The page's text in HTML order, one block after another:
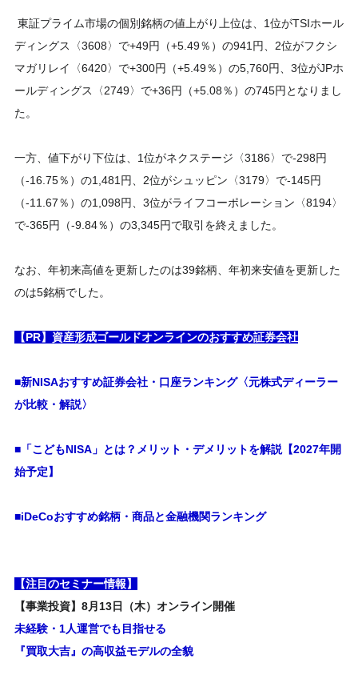
東証プライム市場の個別銘柄の値上がり上位は、1位がTSIホール
ディングス〈3608〉で+49円（+5.49％）の941円、2位がフクシ
マガリレイ〈6420〉で+300円（+5.49％）の5,760円、3位がJPホ
ールディングス〈2749〉で+36円（+5.08％）の745円となりまし
た。
一方、値下がり下位は、1位がネクステージ〈3186〉で-298円
（-16.75％）の1,481円、2位がシュッピン〈3179〉で-145円
（-11.67％）の1,098円、3位がライフコーポレーション〈8194〉
で-365円（-9.84％）の3,345円で取引を終えました。
なお、年初来高値を更新したのは39銘柄、年初来安値を更新した
のは5銘柄でした。
【PR】資産形成ゴールドオンラインのおすすめ証券会社
■新NISAおすすめ証券会社・口座ランキング〈元株式ディーラー
が比較・解説〉
■「こどもNISA」とは？メリット・デメリットを解説【2027年開
始予定】
■iDeCoおすすめ銘柄・商品と金融機関ランキング
【注目のセミナー情報】
【事業投資】8月13日（木）オンライン開催
未経験・1人運営でも目指せる
『買取大吉』の高収益モデルの全貌